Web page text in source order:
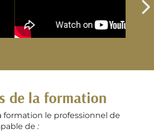
de la formation
formation le professionnel de
de :